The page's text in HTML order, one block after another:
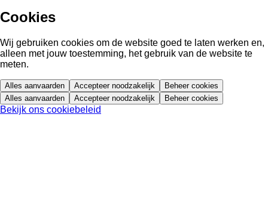
Cookies
Wij gebruiken cookies om de website goed te laten werken en,
alleen met jouw toestemming, het gebruik van de website te
meten.
Alles aanvaarden Accepteer noodzakelijk
Beheer cookies
Alles aanvaarden
Accepteer noodzakelijk Beheer cookies
Bekijk ons cookiebeleid